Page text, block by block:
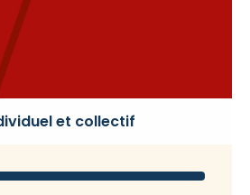
et collectif